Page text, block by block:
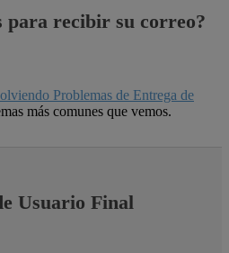
para recibir su correo?
Problemas de Entrega de
más comunes que vemos.
Usuario Final